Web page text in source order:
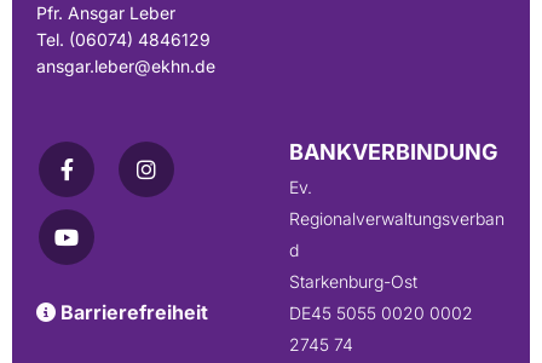
Pfr. Ansgar Leber
Tel. (06074) 4846129
ansgar.leber@ekhn.de
 Barrierefreiheit
BANKVERBINDUNG
Ev.
Regionalverwaltungsverban
d
Starkenburg-Ost
DE45 5055 0020 0002
2745 74